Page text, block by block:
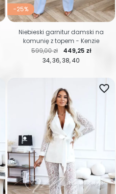
-25%
34 36 38 40
Cena regularna
599,00 zł Cena
449,25 zł
Niebieski garnitur damski na
komunię z topem - Kenzie
favorite_border